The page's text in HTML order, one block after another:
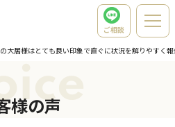
ご相談
大居様はとても良い印象で直ぐに状況を解りやすく
様の声